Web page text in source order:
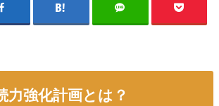
力強化計画とは？